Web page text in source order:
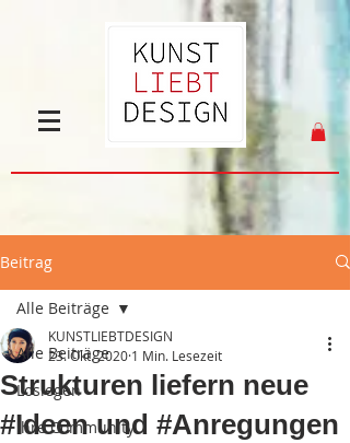
Beitrag
Alle Beiträge
Loslegen
Ihre Community
Alle Beiträge
Strukturen liefern neue
#Ideen und #Anregungen
KUNSTLIEBTDESIGN
23. Okt. 2020 1 Min. Lesezeit